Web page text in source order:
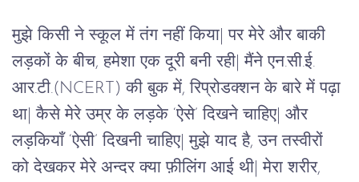
मुझे किसी ने स्कूल में तंग नहीं किया| पर मेरे और बाकी
लड़कों के बीच, हमेशा एक दूरी बनी रही| मैंने एन.सी.ई.
आर.टी.(NCERT) की बुक में, रिप्रोडक्शन के बारे में पढ़ा
था| कैसे मेरे उम्र के लड़के ‘ऐसे’ दिखने चाहिए| और
लड़कियाँ ‘ऐसी’ दिखनी चाहिए| मुझे याद है, उन तस्वीरों
को देखकर मेरे अन्दर क्या फ़ीलिंग आई थी| मेरा शरीर,